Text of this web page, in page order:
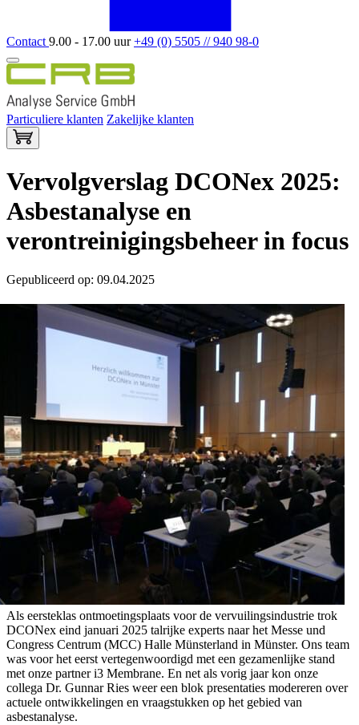
Contact 9.00 - 17.00 uur+49 (0) 5505 // 940 98-0
Particuliere klanten Zakelijke klanten
Vervolgverslag DCONex 2025:
Asbestanalyse en
verontreinigingsbeheer in focus
Gepubliceerd op: 09.04.2025
Als eersteklas ontmoetingsplaats voor de vervuilingsindustrie trok
DCONex eind januari 2025 talrijke experts naar het Messe und
Congress Centrum (MCC) Halle Münsterland in Münster. Ons team
was voor het eerst vertegenwoordigd met een gezamenlijke stand
met onze partner i3 Membrane. En net als vorig jaar kon onze
collega Dr. Gunnar Ries weer een blok presentaties modereren over
actuele ontwikkelingen en vraagstukken op het gebied van
asbestanalyse.